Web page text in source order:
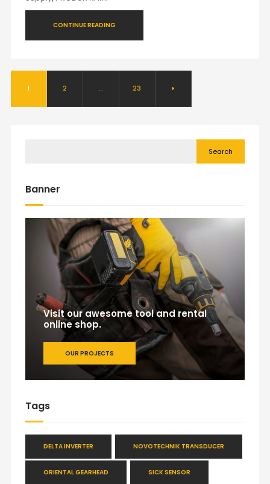
CONTINUE READING
1 2 … 23
Search
Banner
Visit our awesome tool and rental
online shop.
OUR PROJECTS
Tags
DELTA INVERTER NOVOTECHNIK TRANSDUCER
ORIENTAL GEARHEAD SICK SENSOR